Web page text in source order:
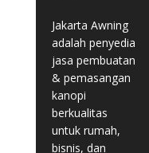
Jakarta Awning
adalah penyedia
jasa pembuatan
& pemasangan
kanopi
berkualitas
untuk rumah,
bisnis, dan